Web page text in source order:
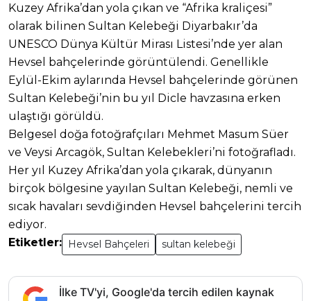
Kuzey Afrika’dan yola çıkan ve “Afrika kraliçesi”
olarak bilinen Sultan Kelebeği Diyarbakır’da
UNESCO Dünya Kültür Mirası Listesi’nde yer alan
Hevsel bahçelerinde görüntülendi. Genellikle
Eylül-Ekim aylarında Hevsel bahçelerinde görünen
Sultan Kelebeği’nin bu yıl Dicle havzasına erken
ulaştığı görüldü.
Belgesel doğa fotoğrafçıları Mehmet Masum Süer
ve Veysi Arcagök, Sultan Kelebekleri’ni fotoğrafladı.
Her yıl Kuzey Afrika’dan yola çıkarak, dünyanın
birçok bölgesine yayılan Sultan Kelebeği, nemli ve
sıcak havaları sevdiğinden Hevsel bahçelerini tercih
ediyor.
Etiketler:
Hevsel Bahçeleri sultan kelebeği
İlke TV'yi, Google'da tercih edilen kaynak